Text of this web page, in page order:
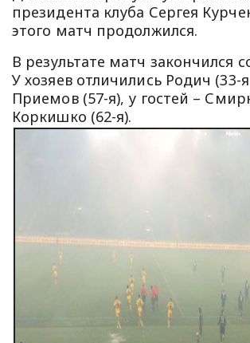
президента клуба Сергея
этого матч продолжился.
В результате матч закончился
У хозяев отличились Родич (33-
Приемов (57-я), у гостей –
Коркишко (62-я).